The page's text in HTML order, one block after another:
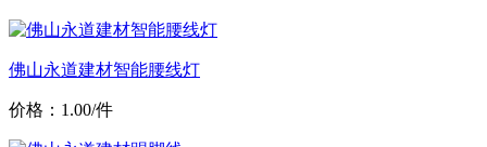
佛山永道建材智能腰线灯
价格：1.00/件